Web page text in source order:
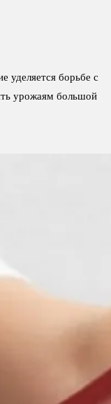
уделяется борьбе с
урожаям большой